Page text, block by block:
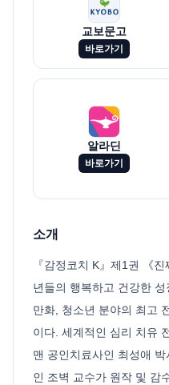
교보문고
바로가기
알라딘
바로가기
소개
『감정코치 K』제1권 《
년들의 행복하고 건강한
만화, 청소년 분야의 최고
이다. 세계적인 심리 치유
맨 공인치료사인 최성애
인 조벽 교수가 원작 및 감